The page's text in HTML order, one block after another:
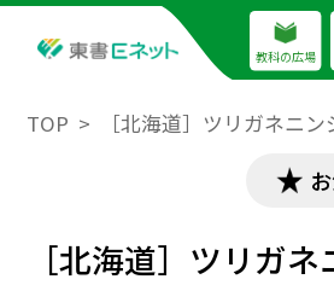
教科の広場
TOP ［北海道］ツリガネニン
［北海道］ツリガ